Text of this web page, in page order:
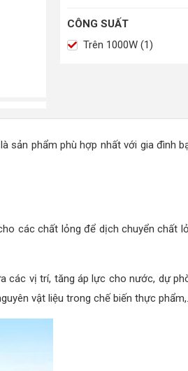
CÔNG SUẤT
Trên 1000W (1)
sản phẩm phù hợp nhất với gia đình
các chất lỏng để dịch chuyển chất
các vị trí, tăng áp lực cho nước, dự
vật liệu trong chế biến thực